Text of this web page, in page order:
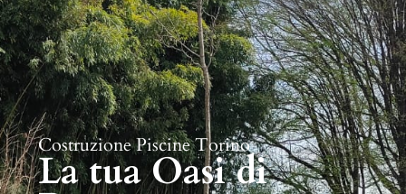
Costruzione Piscine Torino
La tua Oasi di